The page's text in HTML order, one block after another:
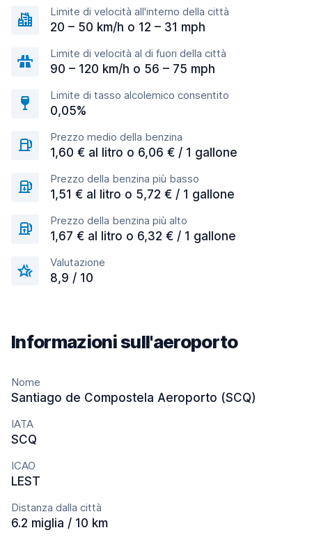
Limite di velocità all'interno della città
20 – 50 km/h o 12 – 31 mph
Limite di velocità al di fuori della città
90 – 120 km/h o 56 – 75 mph
Limite di tasso alcolemico consentito
0,05%
Prezzo medio della benzina
1,60 € al litro o 6,06 € / 1 gallone
Prezzo della benzina più basso
1,51 € al litro o 5,72 € / 1 gallone
Prezzo della benzina più alto
1,67 € al litro o 6,32 € / 1 gallone
Valutazione
8,9 / 10
Informazioni sull'aeroporto
Nome
Santiago de Compostela Aeroporto (SCQ)
IATA
SCQ
ICAO
LEST
Distanza dalla città
6.2 miglia / 10 km